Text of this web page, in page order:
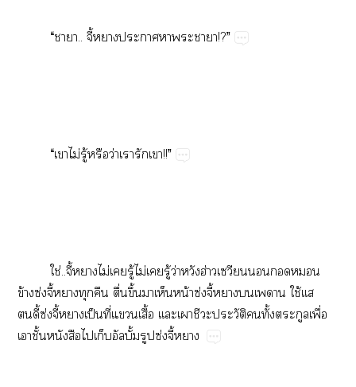
“​..​ี้​​​​!?”
“​​ไม่​ู้​​ว่​​​!!”
ใช่..ี้​ไม่​​ู้​ไม่​​ู้​ว่​ฮ่​​​​
ข้ซ่ี้​​​ื่​ึ้​​​น้ซ่ี้​​​ใช้​
ี้ซ่ี้​ป็​ี่​​ื้​​​​​ั​​ั้​​ื่​
​ั้​​​ั้ปซ่ี้